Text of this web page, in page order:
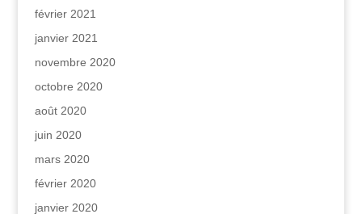
février 2021
janvier 2021
novembre 2020
octobre 2020
août 2020
juin 2020
mars 2020
février 2020
janvier 2020